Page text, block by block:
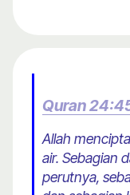
Quran
Allah
air. Sebagian
perutnya,